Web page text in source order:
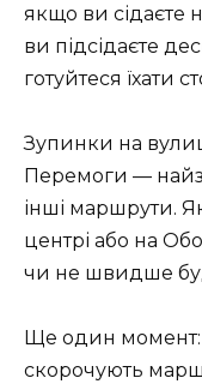
якщо ви сідаєте
ви підсідаєте
готуйтеся їхати
Зупинки на
Перемоги —
інші маршрути.
центрі або на
чи не швидше
Ще один момент:
скорочують